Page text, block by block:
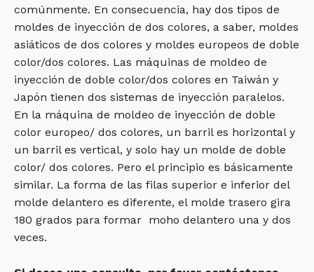
comúnmente. En consecuencia, hay dos tipos de
moldes de inyección de dos colores, a saber, moldes
asiáticos de dos colores y moldes europeos de doble
color/dos colores. Las máquinas de moldeo de
inyección de doble color/dos colores en Taiwán y
Japón tienen dos sistemas de inyección paralelos.
En la máquina de moldeo de inyección de doble
color europeo/ dos colores, un barril es horizontal y
un barril es vertical, y solo hay un molde de doble
color/ dos colores. Pero el principio es básicamente
similar. La forma de las filas superior e inferior del
molde delantero es diferente, el molde trasero gira
180 grados para formar moho delantero una y dos
veces.